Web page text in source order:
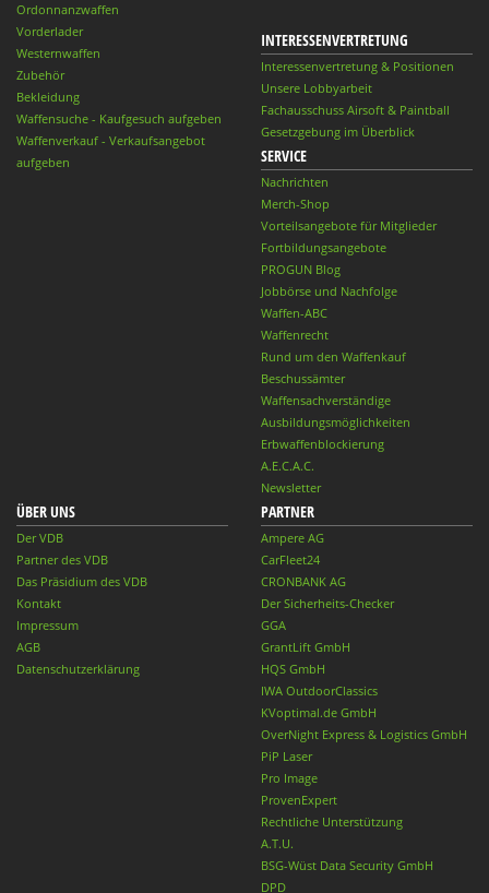
Ordonnanzwaffen
Vorderlader
Westernwaffen
Zubehör
Bekleidung
Waffensuche - Kaufgesuch aufgeben
Waffenverkauf - Verkaufsangebot
aufgeben
INTERESSENVERTRETUNG
Interessenvertretung & Positionen
Unsere Lobbyarbeit
Fachausschuss Airsoft & Paintball
Gesetzgebung im Überblick
SERVICE
Nachrichten
Merch-Shop
Vorteilsangebote für Mitglieder
Fortbildungsangebote
PROGUN Blog
Jobbörse und Nachfolge
Waffen-ABC
Waffenrecht
Rund um den Waffenkauf
Beschussämter
Waffensachverständige
Ausbildungsmöglichkeiten
Erbwaffenblockierung
A.E.C.A.C.
Newsletter
ÜBER UNS
Der VDB
Partner des VDB
Das Präsidium des VDB
Kontakt
Impressum
AGB
Datenschutzerklärung
PARTNER
Ampere AG
CarFleet24
CRONBANK AG
Der Sicherheits-Checker
GGA
GrantLift GmbH
HQS GmbH
IWA OutdoorClassics
KVoptimal.de GmbH
OverNight Express & Logistics GmbH
PiP Laser
Pro Image
ProvenExpert
Rechtliche Unterstützung
A.T.U.
BSG-Wüst Data Security GmbH
DPD